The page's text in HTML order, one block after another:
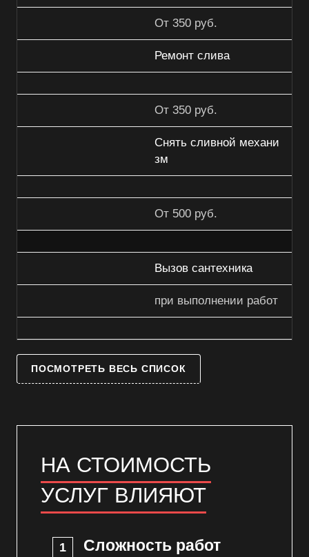
От 350 руб.
Ремонт слива
От 350 руб.
Снять сливной механи
зм
От 500 руб.
Вызов сантехника
при выполнении работ
ПОСМОТРЕТЬ ВЕСЬ СПИСОК
НА СТОИМОСТЬ
УСЛУГ ВЛИЯЮТ
Сложность работ